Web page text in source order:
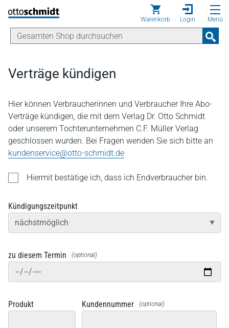
Direkt zum Inhalt
Warenkorb Login Menü
Verträge kündigen
Hier können Verbraucherinnen und Verbraucher Ihre Abo-
Verträge kündigen, die mit dem Verlag Dr. Otto Schmidt
oder unserem Tochterunternehmen C.F. Müller Verlag
geschlossen wurden. Bei Fragen wenden Sie sich bitte an
kundenservice@otto-schmidt.de
Hiermit bestätige ich, dass ich Endverbraucher bin.
Kündigungszeitpunkt
zu diesem Termin (optional)
Produkt Kundennummer (optional)